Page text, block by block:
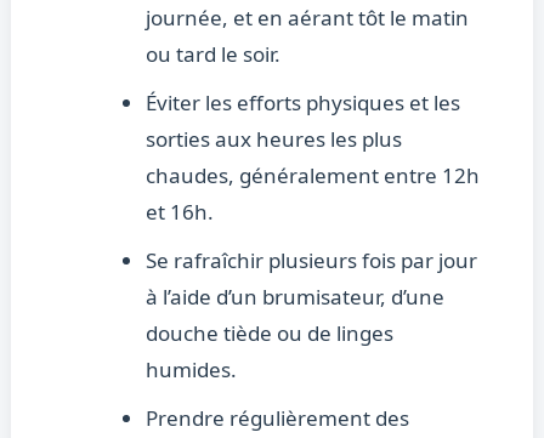
journée, et en aérant tôt le matin
ou tard le soir.
Éviter les efforts physiques et les
sorties aux heures les plus
chaudes, généralement entre 12h
et 16h.
Se rafraîchir plusieurs fois par jour
à l’aide d’un brumisateur, d’une
douche tiède ou de linges
humides.
Prendre régulièrement des